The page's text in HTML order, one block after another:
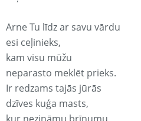
Arne Tu līdz ar savu vārdu
esi ceļinieks,
kam visu mūžu
neparasto meklēt prieks.
Ir redzams tajās jūrās
dzīves kuģa masts,